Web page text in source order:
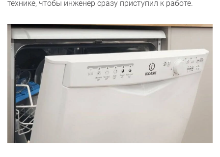
технике, чтобы инженер сразу приступил к работе.